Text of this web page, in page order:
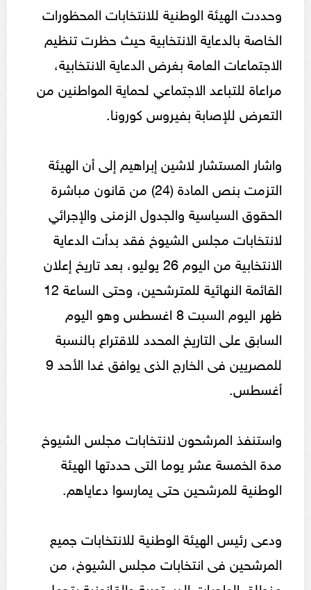
وحددت الهيئة الوطنية للانتخابات المحظورات
الخاصة بالدعاية الانتخابية حيث حظرت تنظيم
الاجتماعات العامة بغرض الدعاية الانتخابية،
مراعاة للتباعد الاجتماعي لحماية المواطنين من
التعرض للإصابة بفيروس كورونا.
واشار المستشار لاشين إبراهيم إلى أن الهيئة
التزمت بنص المادة (24) من قانون مباشرة
الحقوق السياسية والجدول الزمنى والإجرائي
لانتخابات مجلس الشيوخ فقد بدأت الدعاية
الانتخابية من اليوم 26 يوليو، بعد تاريخ إعلان
القائمة النهائية للمترشحين، وحتى الساعة 12
ظهر اليوم السبت 8 اغسطس وهو اليوم
السابق على التاريخ المحدد للاقتراع بالنسبة
للمصريين فى الخارج الذى يوافق غدا الأحد 9
أغسطس.
واستنفذ المرشحون لانتخابات مجلس الشيوخ
مدة الخمسة عشر يوما التى حددتها الهيئة
الوطنية للمرشحين حتى يمارسوا دعاياهم.
ودعى رئيس الهيئة الوطنية للانتخابات جميع
المرشحين فى انتخابات مجلس الشيوخ، من